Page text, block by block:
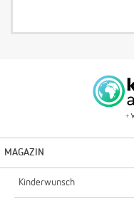
MAGAZIN
Kinderwunsch